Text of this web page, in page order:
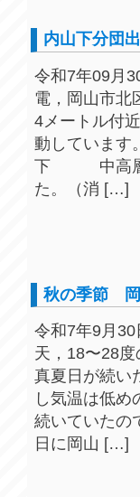
内山下分団
令和7年09月
電，岡山市北
4メートル付
動していま
下 中高層火
た。（消 […]
秋の季節 岡
令和7年9月
天，18〜28
真夏日が続い
し気温は低め
続いていたの
日に岡山 […]